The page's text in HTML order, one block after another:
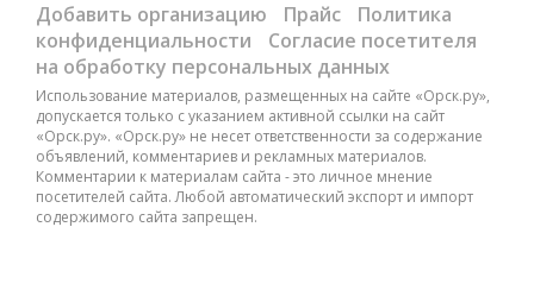
Добавить организацию
Прайс
Политика
конфиденциальности
Согласие посетителя
на обработку персональных данных
Использование материалов, размещенных на сайте «Орск.ру»,
допускается только с указанием активной ссылки на сайт
«Орск.ру». «Орск.ру» не несет ответственности за содержание
объявлений, комментариев и рекламных материалов.
Комментарии к материалам сайта - это личное мнение
посетителей сайта. Любой автоматический экспорт и импорт
содержимого сайта запрещен.